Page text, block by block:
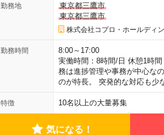
勤務地
東京都三鷹市
東京都三鷹市
株式会社コプロ・ホールディ
勤務時間
8:00～17:00
実働時間：8時間/日 休憩1時
務は進捗管理や事務が中心な
のが特長。 突発的な対応も少
特徴 10名以上の大量募集
気になる！